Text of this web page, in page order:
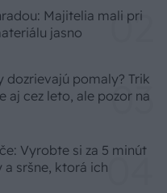
Majitelia mali pri
jasno
dozrievajú pomaly? Trik
aj cez leto, ale pozor na
Vyrobte si za 5 minút
a sršne, ktorá ich